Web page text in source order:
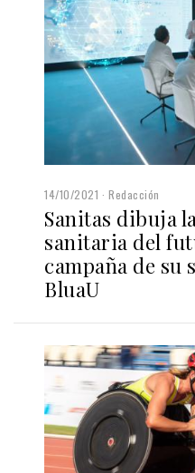
14/10/2021 Redacción
Sanitas dibuja
sanitaria del
campaña de
BluaU